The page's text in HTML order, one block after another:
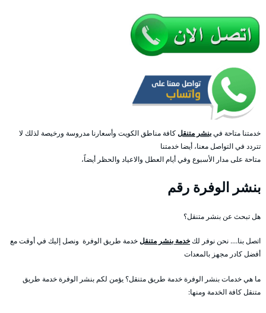
خدمتنا متاحة فيبنشر متنقلكافة مناطق الكويت وأسعارنا مدروسة ورخيصة لذلك لا
تتردد في التواصل معنا، أيضا خدمتنا
متاحة على مدار الأسبوع وفي أيام العطل والاعياد والحظر أيضاً،
بنشر الوفرة رقم
هل تبحث عن بنشر متنقل؟
اتصل بنا…. نحن نوفر لكخدمة بنشر متنقلخدمة طريق الوفرة ونصل إليك في أوقت مع
أفضل كادر مجهز بالمعدات
ما هي خدمات بنشر الوفرة خدمة طريق متنقل؟ يؤمن لكم بنشر الوفرة خدمة طريق
متنقل كافة الخدمة ومنها: